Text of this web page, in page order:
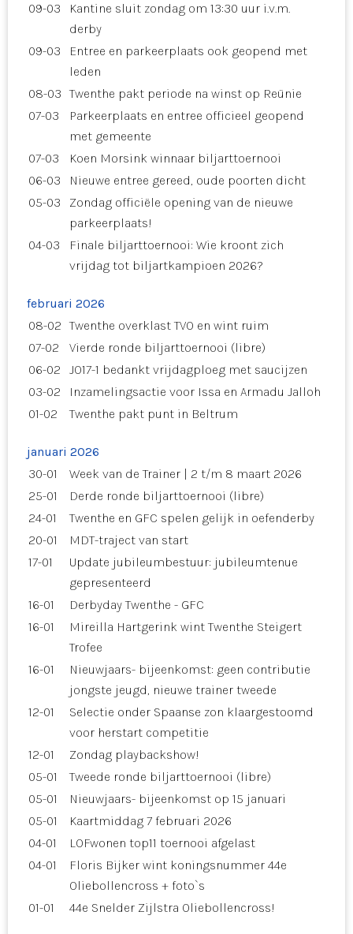
09-03
Kantine sluit zondag om 13:30 uur i.v.m.
derby
09-03
Entree en parkeerplaats ook geopend met
leden
08-03 Twenthe pakt periode na winst op Reünie
07-03
Parkeerplaats en entree officieel geopend
met gemeente
07-03
Koen Morsink winnaar biljarttoernooi
06-03
Nieuwe entree gereed, oude poorten dicht
05-03
Zondag officiële opening van de nieuwe
parkeerplaats!
04-03
Finale biljarttoernooi: Wie kroont zich
vrijdag tot biljartkampioen 2026?
februari 2026
08-02 Twenthe overklast TVO en wint ruim
07-02
Vierde ronde biljarttoernooi (libre)
06-02
JO17-1 bedankt vrijdagploeg met saucijzen
03-02
Inzamelingsactie voor Issa en Armadu Jalloh
01-02
Twenthe pakt punt in Beltrum
januari 2026
30-01
Week van de Trainer | 2 t/m 8 maart 2026
25-01
Derde ronde biljarttoernooi (libre)
24-01
Twenthe en GFC spelen gelijk in oefenderby
20-01
MDT-traject van start
17-01
Update jubileumbestuur: jubileumtenue
gepresenteerd
16-01
Derbyday Twenthe - GFC
16-01
Mireilla Hartgerink wint Twenthe Steigert
Trofee
16-01
Nieuwjaars- bijeenkomst: geen contributie
jongste jeugd, nieuwe trainer tweede
12-01
Selectie onder Spaanse zon klaargestoomd
voor herstart competitie
12-01
Zondag playbackshow!
05-01
Tweede ronde biljarttoernooi (libre)
05-01
Nieuwjaars- bijeenkomst op 15 januari
05-01
Kaartmiddag 7 februari 2026
04-01
LOFwonen top11 toernooi afgelast
04-01
Floris Bijker wint koningsnummer 44e
Oliebollencross + foto`s
01-01
44e Snelder Zijlstra Oliebollencross!